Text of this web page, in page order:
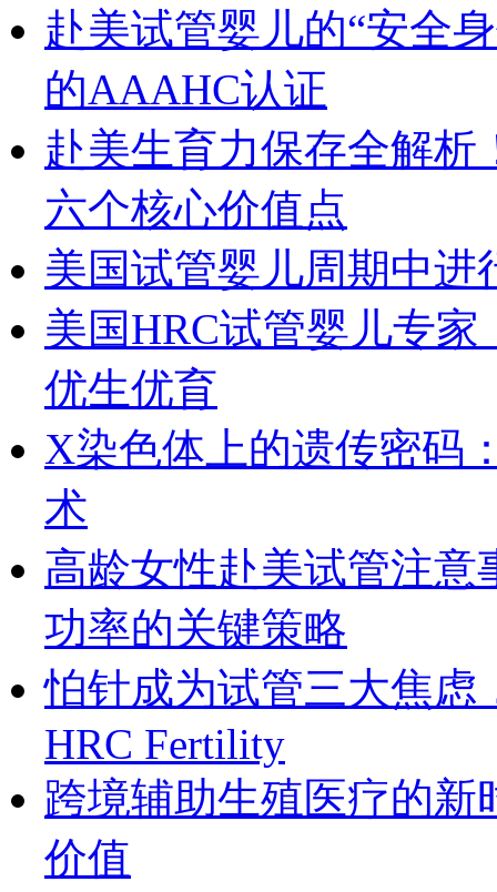
赴美试管婴儿的“安全
的AAAHC认证
赴美生育力保存全解析
六个核心价值点
美国试管婴儿周期中
美国HRC试管婴儿专
优生优育
X染色体上的遗传密码
术
高龄女性赴美试管注意
功率的关键策略
怕针成为试管三大焦虑
HRC Fertility
跨境辅助生殖医疗的
价值